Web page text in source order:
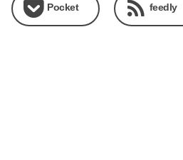
Pocket feedly